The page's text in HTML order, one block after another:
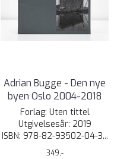
Adrian Bugge - Den nye
byen Oslo 2004-2018
Forlag: Uten tittel
Utgivelsesår: 2019
ISBN: 978-82-93502-04-3...
349,-